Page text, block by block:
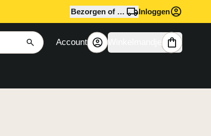
Bezorgen of afhalen?Inloggen
Account